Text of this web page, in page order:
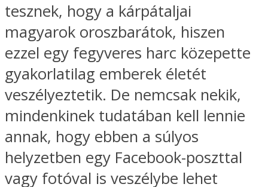
tesznek, hogy a kárpátaljai
magyarok oroszbarátok, hiszen
ezzel egy fegyveres harc közepette
gyakorlatilag emberek életét
veszélyeztetik. De nemcsak nekik,
mindenkinek tudatában kell lennie
annak, hogy ebben a súlyos
helyzetben egy Facebook-poszttal
vagy fotóval is veszélybe lehet